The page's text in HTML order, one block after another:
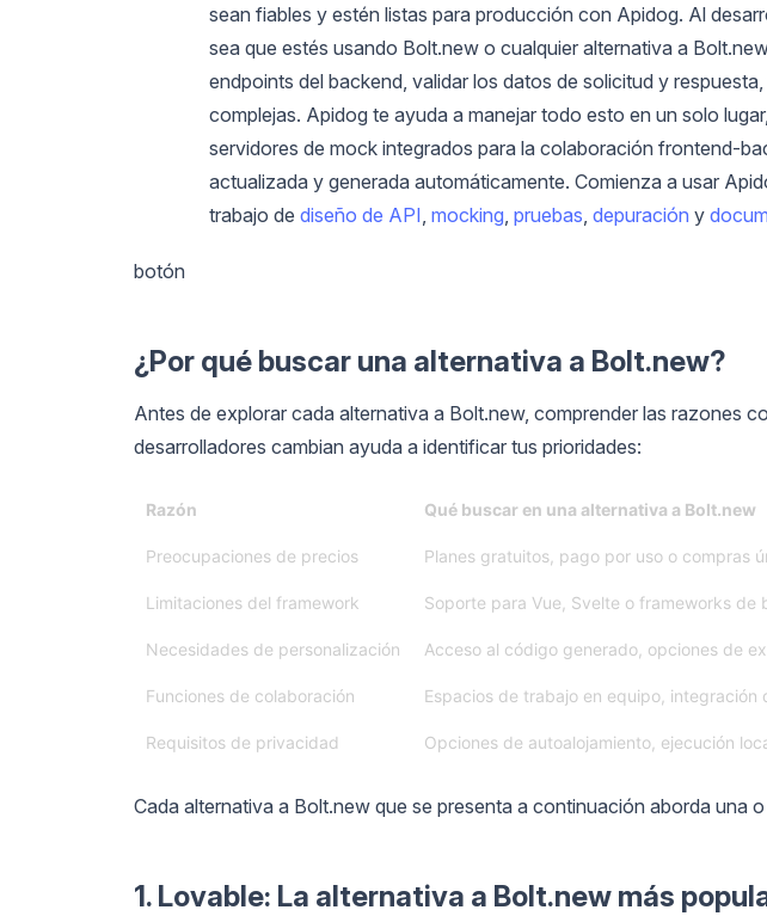
sean fiables y estén listas para producción con Apidog. Al
sea que estés usando Bolt.new o cualquier alternativa a
endpoints del backend, validar los datos de solicitud y
complejas. Apidog te ayuda a manejar todo esto en un solo
servidores de mock integrados para la colaboración frontend-
actualizada y generada automáticamente. Comienza a usar
trabajo dediseño de API ,mocking ,pruebas ,depuración y
botón
¿Por qué buscar una alternativa a Bolt.new?
Antes de explorar cada alternativa a Bolt.new, comprender las razones
desarrolladores cambian ayuda a identificar tus prioridades:
Razón Qué buscar en una alternativa a Bolt.new
Preocupaciones de precios Planes gratuitos, pago por uso o compras
Limitaciones del framework Soporte para Vue, Svelte o frameworks de
Necesidades de personalización Acceso al código generado, opciones de
Funciones de colaboración Espacios de trabajo en equipo, integración
Requisitos de privacidad Opciones de autoalojamiento, ejecución
Cada alternativa a Bolt.new que se presenta a continuación aborda una
1. Lovable: La alternativa a Bolt.new más